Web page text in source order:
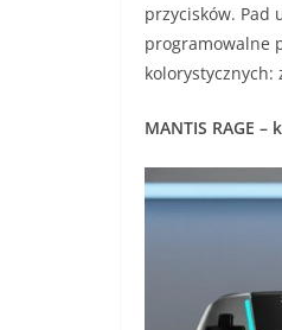
przycisków. Pad
programowalne
kolorystycznych:
MANTIS RAGE